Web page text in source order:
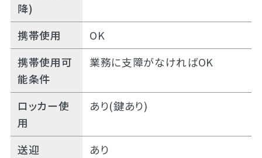
降)
携帯使用
OK
携帯使用可
能条件
業務に支障がなければOK
ロッカー使
用
あり(鍵あり)
送迎
あり